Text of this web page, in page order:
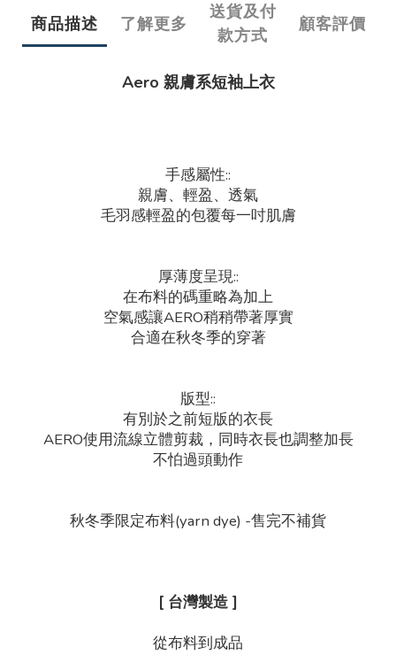
商品描述 了解更多
送貨及付
款方式
顧客評價
Aero 親膚系短袖上衣
手感屬性::
親膚、輕盈、透氣
毛羽感輕盈的包覆每一吋肌膚
厚薄度呈現::
在布料的碼重略為加上
空氣感讓AERO稍稍帶著厚實
合適在秋冬季的穿著
版型::
有別於之前短版的衣長
AERO使用流線立體剪裁，同時衣長也調整加長
不怕過頭動作
秋冬季限定布料(yarn dye) -售完不補貨
[ 台灣製造 ]
從布料到成品